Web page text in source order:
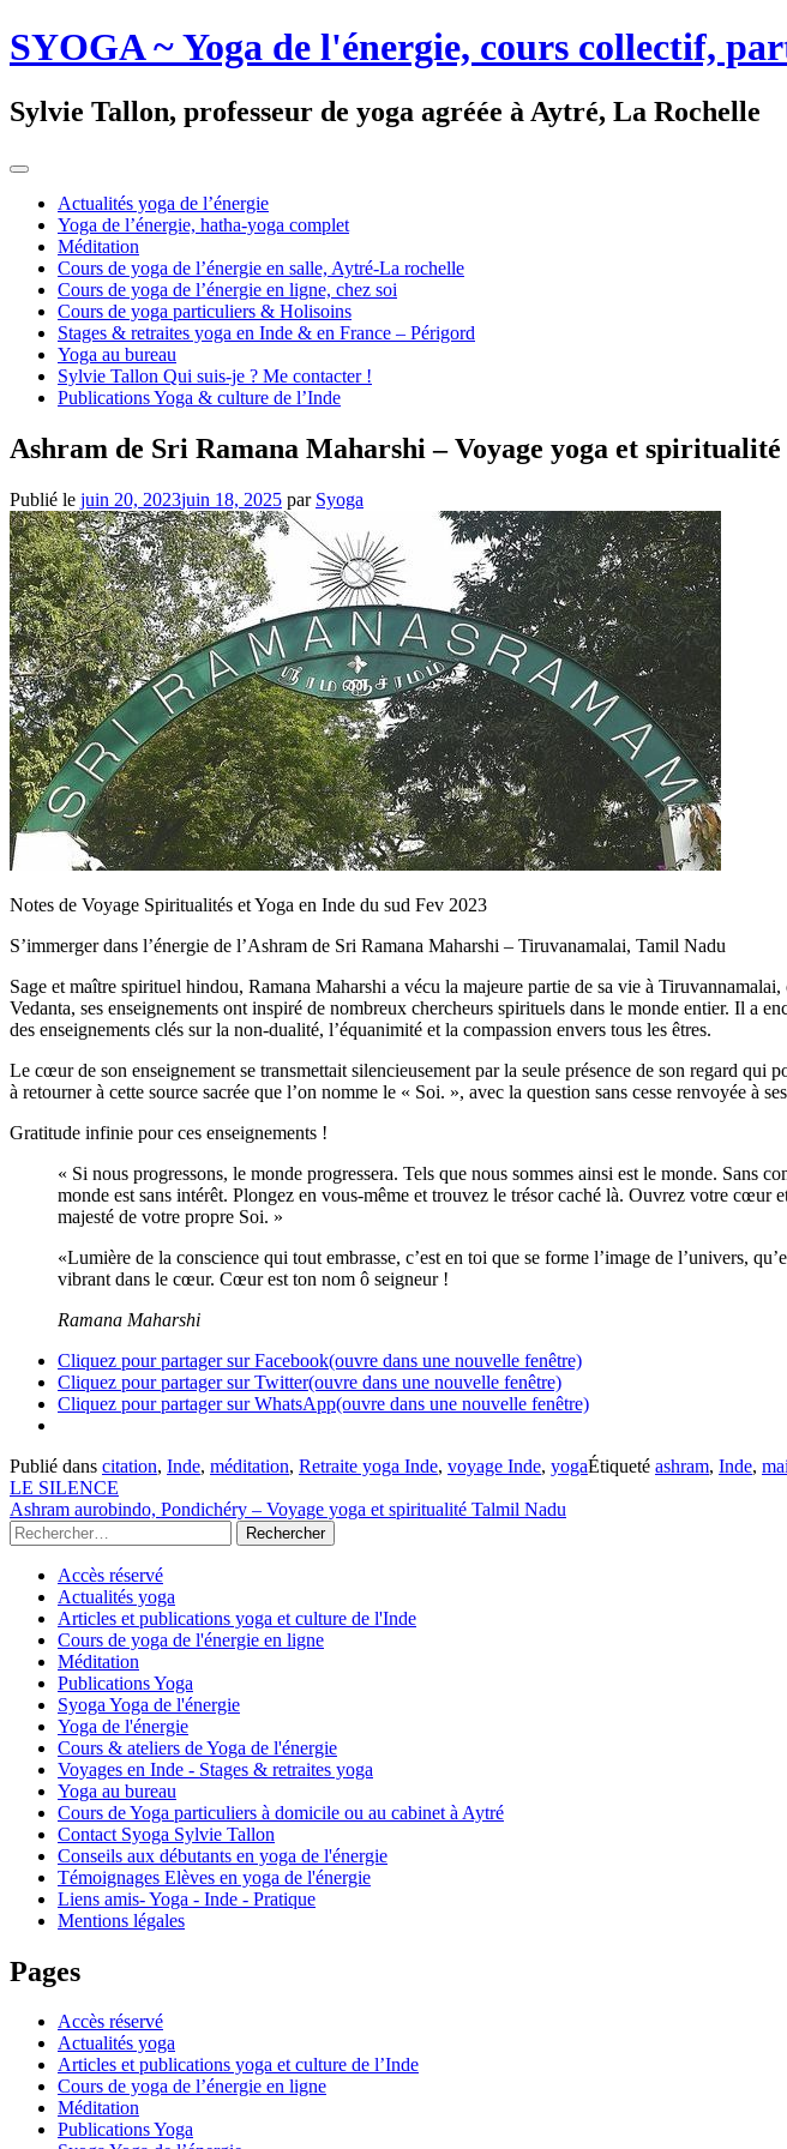
SYOGA ~ Yoga de l'énergie, cours collectif,
Sylvie Tallon, professeur de yoga agréée à Aytré, La Rochelle
Actualités yoga de l’énergie
Yoga de l’énergie, hatha-yoga complet
Méditation
Cours de yoga de l’énergie en salle, Aytré-La rochelle
Cours de yoga de l’énergie en ligne, chez soi
Cours de yoga particuliers & Holisoins
Stages & retraites yoga en Inde & en France – Périgord
Yoga au bureau
Sylvie Tallon Qui suis-je ? Me contacter !
Publications Yoga & culture de l’Inde
Ashram de Sri Ramana Maharshi – Voyage yoga et
Publié le juin 20, 2023juin 18, 2025 par Syoga
Notes de Voyage Spiritualités et Yoga en Inde du sud Fev 2023
S’immerger dans l’énergie de l’Ashram de Sri Ramana Maharshi – Tiruvanamalai, Tamil Nadu
Sage et maître spirituel hindou, Ramana Maharshi a vécu la majeure partie de sa vie à
Vedanta, ses enseignements ont inspiré de nombreux chercheurs spirituels dans le monde entier. Il a
des enseignements clés sur la non-dualité, l’équanimité et la compassion envers tous les êtres.
Le cœur de son enseignement se transmettait silencieusement par la seule présence de son regard
à retourner à cette source sacrée que l’on nomme le « Soi. », avec la question sans cesse renvoyée à
Gratitude infinie pour ces enseignements !
« Si nous progressons, le monde progressera. Tels que nous sommes ainsi est le monde. Sans
monde est sans intérêt. Plongez en vous-même et trouvez le trésor caché là. Ouvrez votre
majesté de votre propre Soi. »
«Lumière de la conscience qui tout embrasse, c’est en toi que se forme l’image de l’univers,
vibrant dans le cœur. Cœur est ton nom ô seigneur !
Ramana Maharshi
Cliquez pour partager sur Facebook(ouvre dans une nouvelle fenêtre)
Cliquez pour partager sur Twitter(ouvre dans une nouvelle fenêtre)
Cliquez pour partager sur WhatsApp(ouvre dans une nouvelle fenêtre)
Publié dans citation, Inde, méditation, Retraite yoga Inde, voyage Inde, yogaÉtiqueté ashram, Inde,
LE SILENCE
Ashram aurobindo, Pondichéry – Voyage yoga et spiritualité Talmil Nadu
Accès réservé
Actualités yoga
Articles et publications yoga et culture de l'Inde
Cours de yoga de l'énergie en ligne
Méditation
Publications Yoga
Syoga Yoga de l'énergie
Yoga de l'énergie
Cours & ateliers de Yoga de l'énergie
Voyages en Inde - Stages & retraites yoga
Yoga au bureau
Cours de Yoga particuliers à domicile ou au cabinet à Aytré
Contact Syoga Sylvie Tallon
Conseils aux débutants en yoga de l'énergie
Témoignages Elèves en yoga de l'énergie
Liens amis- Yoga - Inde - Pratique
Mentions légales
Pages
Accès réservé
Actualités yoga
Articles et publications yoga et culture de l’Inde
Cours de yoga de l’énergie en ligne
Méditation
Publications Yoga